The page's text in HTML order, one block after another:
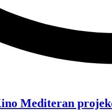
Mediteran